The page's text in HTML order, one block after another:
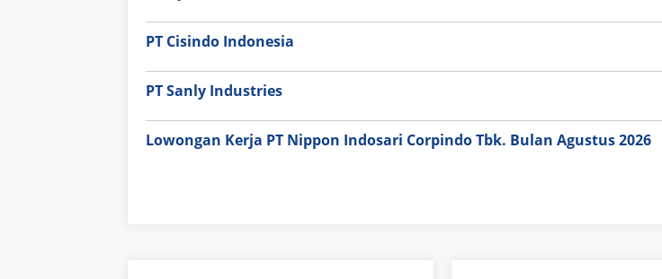
PT Cisindo Indonesia
PT Sanly Industries
Lowongan Kerja PT Nippon Indosari Corpindo Tbk. Bulan Agustus 2026